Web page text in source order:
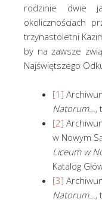
rodzinie dwie
okolicznościach
trzynastoletni
by na zawsze
Najświętszego
[1]
Natorum…,
[2]
w Nowym
Liceum w
Katalog
[3]
Natorum…,